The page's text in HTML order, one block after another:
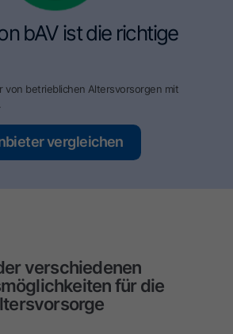
bAV ist die richtige
von betrieblichen Altersvorsorgen mit
vergleichen
verschiedenen
für die